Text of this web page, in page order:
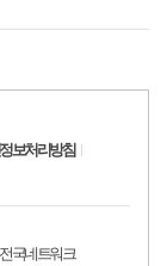
보처리방침
전국네트워크